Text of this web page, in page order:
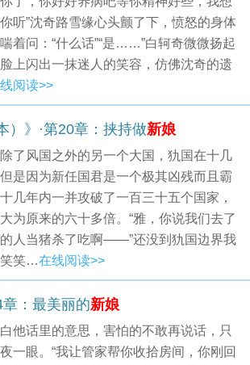
听”沈奇路雪缘心头颤了下，愤怒的身体
着问：“什么话”“是……”白轲奇微微扬起
上闪出一抹迷人的笑容，仿佛沈奇的遗
阅读>>
）》·第20章：挟持做新娘
了风国之外的另一个大国，犰国在十几
是因为新任国君是一个极其凶残而且霸
几年内一并攻破了一百三十五个国家，
为原来的六十多倍。“雅，你说我们去了
人当猪杀了吃啊——”还没到犰国边界我
笑笑…在线阅读>>
章：最美丽的新娘
他话里的意思，害怕的不敢再说话，只
一眼。“我让管家帮你收拾房间，你刚回